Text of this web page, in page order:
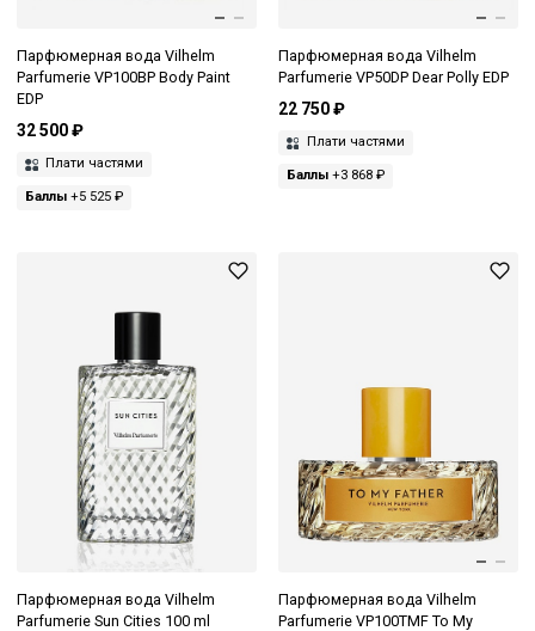
Парфюмерная вода Vilhelm
Parfumerie VP100BP Body Paint
EDP
32 500 ₽
Плати частями
Баллы +5 525 ₽
Парфюмерная вода Vilhelm
Parfumerie VP50DP Dear Polly EDP
22 750 ₽
Плати частями
Баллы+3 868 ₽
Парфюмерная вода Vilhelm
Parfumerie Sun Cities 100 ml
Парфюмерная вода Vilhelm
Parfumerie VP100TMF To My